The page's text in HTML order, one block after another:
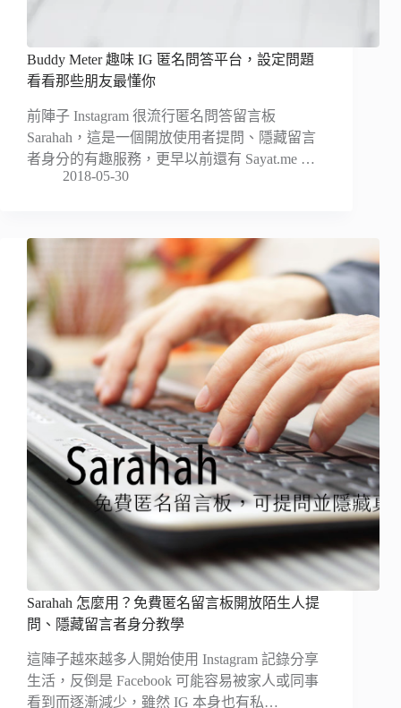
Buddy Meter 趣味 IG 匿名問答平台，設定問題
看看那些朋友最懂你
前陣子 Instagram 很流行匿名問答留言板
Sarahah，這是一個開放使用者提問、隱藏留言
者身分的有趣服務，更早以前還有 Sayat.me …
2018-05-30
Sarahah 怎麼用？免費匿名留言板開放陌生人提
問、隱藏留言者身分教學
這陣子越來越多人開始使用 Instagram 記錄分享
生活，反倒是 Facebook 可能容易被家人或同事
看到而逐漸減少，雖然 IG 本身也有私…